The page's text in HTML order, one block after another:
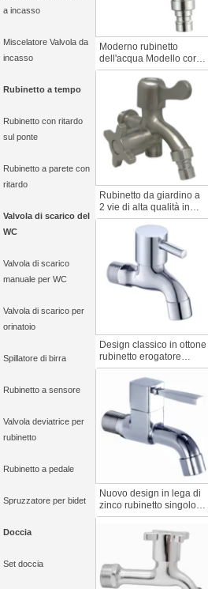
a incasso
Miscelatore Valvola da
incasso
Rubinetto a tempo
Rubinetto con ritardo
sul ponte
Rubinetto a parete con
ritardo
Valvola di scarico del
WC
Valvola di scarico
manuale per WC
Valvola di scarico per
orinatoio
Spillatore di birra
Rubinetto a sensore
Valvola deviatrice per
rubinetto
Rubinetto a pedale
Spruzzatore per bidet
Doccia
Set doccia
Moderno rubinetto
dell'acqua Modello corto
Rubinetto a bavaglio in
acciaio inox con finitura
spazzolata per lavatrici o
uso domestico
Rubinetto da giardino a
2 vie di alta qualità in
zinco spazzolato con
protezione antiruggine
per lavatrici e giardino
Design classico in ottone
rubinetto erogatore
decorazione giardino per
vasca da bagno e
lavandino rubinetto casa
Accessori rubinetto
Nuovo design in lega di
zinco rubinetto singolo
con chiusura a chiave
per lavatrici rubinetto
speciale di ingegneria
ad apertura rapida per
bagno piscina